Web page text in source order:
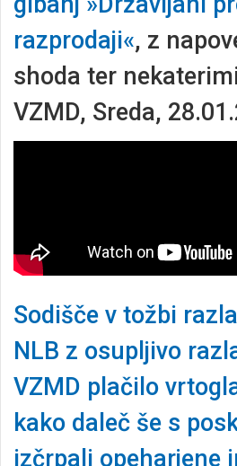
razprodaji«, z
shoda ter
VZMD, Sreda,
Sodišče v tožbi
NLB z osupljivo
VZMD plačilo
kako daleč še s
izčrpali opeharjene